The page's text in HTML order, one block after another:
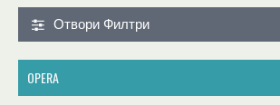
Отвори Филтри
OPERA